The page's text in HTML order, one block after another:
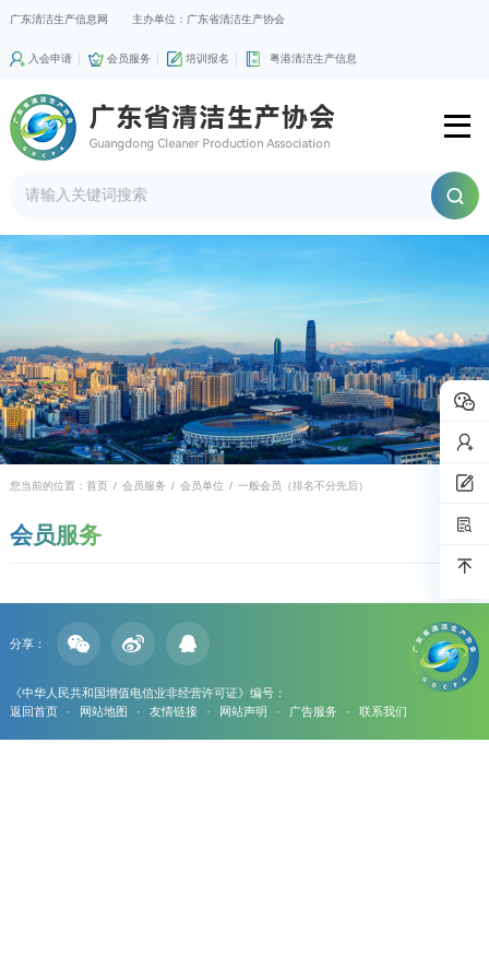
广东清洁生产信息网 主办单位：广东省清洁生产协会
入会申请 会员服务 培训报名 粤港清洁生产信息
您当前的位置： 首页 / 会员服务 / 会员单位 / 一般会员（排名不分先后）
会员服务
《中华人民共和国增值电信业非经营许可证》编号：
返回首页
· 网站地图 · 友情链接 · 网站声明 · 广告服务 · 联系我们
分享：